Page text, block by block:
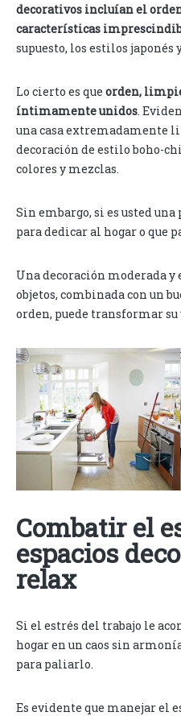
decorativos incluían el
características
supuesto, los estilos
Lo cierto es que orden,
íntimamente unidos.
una casa extremadamente
decoración de estilo boho-
colores y mezclas.
Sin embargo, si es usted
para dedicar al hogar o que
Una decoración moderada y
objetos, combinada con un
orden, puede transformar su
Combatir el
espacios
relax
Si el estrés del trabajo le
hogar en un caos sin
para paliarlo.
Es evidente que manejar el